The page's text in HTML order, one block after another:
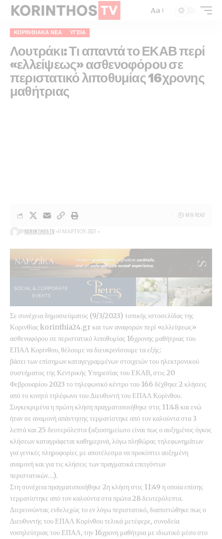
Aa
ΚΟΡΙΝΘΙΑΚΆ ΝΈΑ ΥΓΕΊΑ
Λουτράκι: Τι απαντά το ΕΚΑΒ περί
«ελλείψεως» ασθενοφόρου σε
περιστατικό λιποθυμίας 16χρονης
μαθήτριας
BYKORINTHOSTV 11 ΜΑΡΤΊΟΥ 2023
1 MIN READ
Σε συνέχεια δημοσιεύματος (9/3/2023) τοπικής ιστοσελίδας της
Κορινθίας korinthia24.gr και των αναφορών περί «ελλείψεως»
ασθενοφόρου σε περιστατικό λιποθυμίας 16χρονης μαθήτριας του
ΕΠΑΛ Κορίνθου, θέλουμε να διευκρινίσουμε τα εξής:
βάσει των επίσημων καταγεγραμμένων στοιχειών του ηλεκτρονικού
συστήματος της Κεντρικής Υπηρεσίας του ΕΚΑΒ, στις 20
Φεβρουαρίου 2023 το τηλεφωνικό κέντρο του 166 δέχθηκε 2 κλήσεις
από το κινητό τηλέφωνο του Διευθυντή του ΕΠΑΛ Κορίνθου.
Συγκεκριμένα η πρώτη κλήση πραγματοποιήθηκε στις 11:48 και ενώ
ήταν σε αναμονή απάντησης τερματίστηκε από τον καλούντα στα 3
λεπτά και 25 δευτερόλεπτα (αξιοσημείωτο είναι πως ο αυξημένος όγκος
κλήσεων καταγράφεται καθημερινά, λόγω πληθώρας τηλεφωνημάτων
για γενικές πληροφορίες με αποτέλεσμα να προκύπτει αυξημένη
αναμονή και για τις κλήσεις των πραγματικά επειγόντων
περιστατικών…).
Στη συνέχεια πραγματοποιήθηκε 2η κλήση στις 11:49 η οποία επίσης
τερματίστηκε από τον καλούντα στα πρώτα 28 δευτερόλεπτα.
Διερευνώντας ενδελεχώς το εν λόγω περιστατικό, διαπιστώθηκε πως ο
Διευθυντής του ΕΠΑΛ Κορίνθου τελικά μετέφερε, συνοδεία
νοσηλεύτριας του ΕΠΑΛ, την 16χρονη μαθήτρια με ιδιωτικό μέσο στο